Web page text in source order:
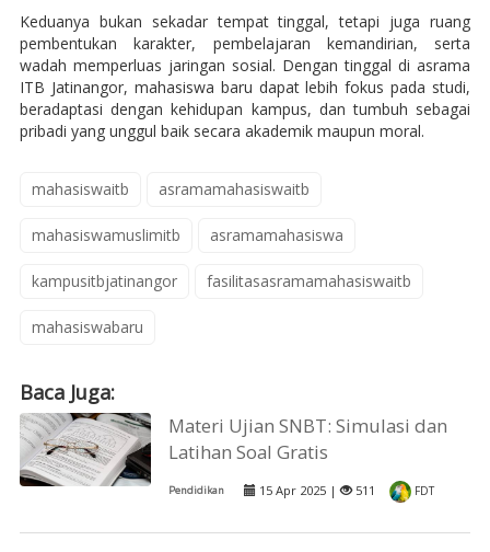
Keduanya bukan sekadar tempat tinggal, tetapi juga ruang
pembentukan karakter, pembelajaran kemandirian, serta
wadah memperluas jaringan sosial. Dengan tinggal di asrama
ITB Jatinangor, mahasiswa baru dapat lebih fokus pada studi,
beradaptasi dengan kehidupan kampus, dan tumbuh sebagai
pribadi yang unggul baik secara akademik maupun moral.
mahasiswaitb asramamahasiswaitb
mahasiswamuslimitb asramamahasiswa
kampusitbjatinangor fasilitasasramamahasiswaitb
mahasiswabaru
Baca Juga:
Materi Ujian SNBT: Simulasi dan
Latihan Soal Gratis
Pendidikan 15 Apr 2025 | 511 FDT